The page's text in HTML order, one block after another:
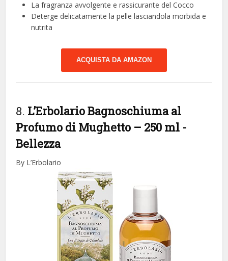
La fragranza avvolgente e rassicurante del Cocco
Deterge delicatamente la pelle lasciandola morbida e
nutrita
ACQUISTA DA AMAZON
8. L’Erbolario Bagnoschiuma al
Profumo di Mughetto – 250 ml -
Bellezza
By L’Erbolario